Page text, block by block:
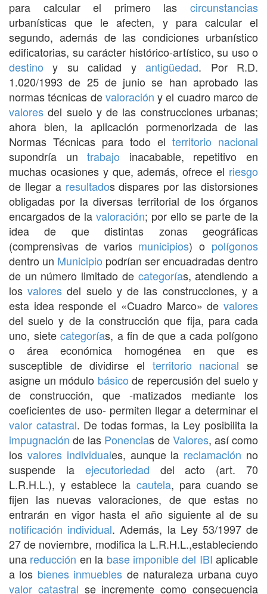
para calcular el primero las circunstancias
urbanísticas que le afecten, y para calcular el
segundo, además de las condiciones urbanístico
edificatorias, su carácter histórico-artístico, su uso o
destino y su calidad yantigüedad. Por R.D.
1.020/1993 de 25 de junio se han aprobado las
normas técnicas devaloración y el cuadro marco de
valores del suelo y de las construcciones urbanas;
ahora bien, la aplicación pormenorizada de las
Normas Técnicas para todo el territorio nacional
supondría untrabajo inacabable, repetitivo en
muchas ocasiones y que, además, ofrece el riesgo
de llegar a resultados dispares por las distorsiones
obligadas por la diversas territorial de los órganos
encargados de la valoración; por ello se parte de la
idea de que distintas zonas geográficas
(comprensivas de varios municipios) o polígonos
dentro un Municipio podrían ser encuadradas dentro
de un número limitado de categorías, atendiendo a
losvalores del suelo y de las construcciones, y a
esta idea responde el «Cuadro Marco» de valores
del suelo y de la construcción que fija, para cada
uno, sietecategorías, a fin de que a cada polígono
o área económica homogénea en que es
susceptible de dividirse el territorio nacional se
asigne un módulo básico de repercusión del suelo y
de construcción, que -matizados mediante los
coeficientes de uso- permiten llegar a determinar el
valor catastral. De todas formas, la Ley posibilita la
impugnación de las Ponencias deValores, así como
los valores individuales, aunque la reclamación no
suspende la ejecutoriedad del acto (art. 70
L.R.H.L.), y establece la cautela, para cuando se
fijen las nuevas valoraciones, de que estas no
entrarán en vigor hasta el año siguiente al de su
notificación individual. Además, la Ley 53/1997 de
27 de noviembre, modifica la L.R.H.L.,estableciendo
una reducción en la base imponible del IBI aplicable
a los bienes inmuebles de naturaleza urbana cuyo
valor catastral se incremente como consecuencia